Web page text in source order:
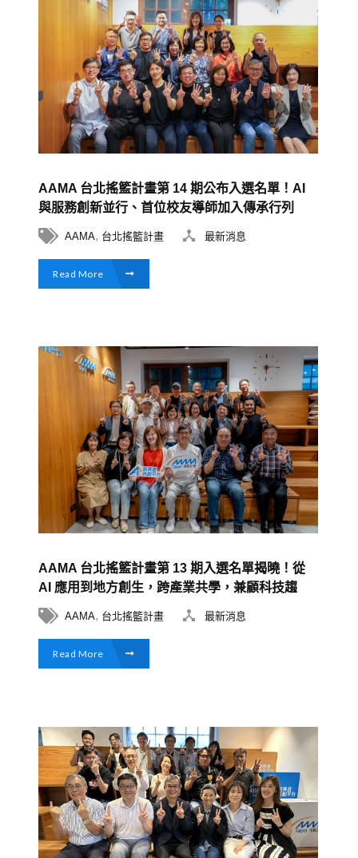
AAMA 台北搖籃計畫第 14 期公布入選名單！AI
與服務創新並行、首位校友導師加入傳承行列
AAMA, 台北搖籃計畫 最新消息
Read More
AAMA 台北搖籃計畫第 13 期入選名單揭曉！從
AI 應用到地方創生，跨產業共學，兼顧科技趨
勢及永續創新
AAMA, 台北搖籃計畫 最新消息
Read More